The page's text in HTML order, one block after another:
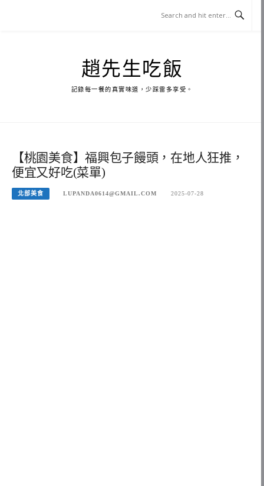
趙先生吃飯
記錄每一餐的真實味道，少踩雷多享受。
【桃園美食】福興包子饅頭，在地人狂推，
便宜又好吃(菜單)
北部美食 LUPANDA0614@GMAIL.COM 2025-07-28